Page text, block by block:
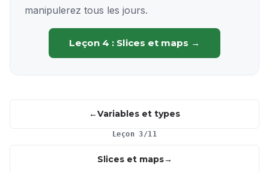
manipulerez tous les jours.
Leçon 4 : Slices et maps →
Variables et types
Leçon 3/11
Slices et maps